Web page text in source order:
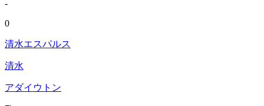
-
0
清水エスパルス
清水
アダイウトン